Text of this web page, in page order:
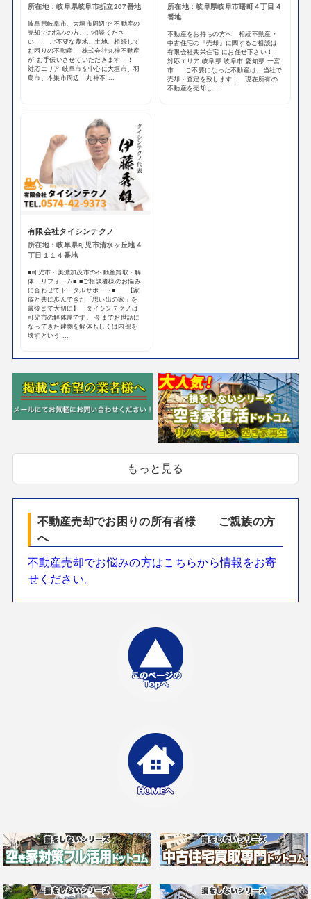
所在地：岐阜県岐阜市折立207番地
岐阜県岐阜市、大垣市周辺で 不動産の
売却でお悩みの方、ご相談くださ
い！！ ご不要な農地、土地、相続して
お困りの不動産、 株式会社丸神不動産
が お手伝いさせていただきます！！
対応エリア 岐阜市を中心に大垣市、羽
島市、本巣市周辺 丸神不 ...
所在地：岐阜県岐阜市曙町４丁目４
番地
不動産をお持ちの方へ 相続不動産・
中古住宅の『売却』に関するご相談は
有限会社共栄住宅 にお任せ下さい！！
対応エリア 岐阜県 岐阜市 愛知県 一宮
市 ご不要になった不動産は、当社で
売却・査定を致します！ 現在所有の
不動産を売却し ...
有限会社タイシンテクノ
所在地：岐阜県可児市清水ヶ丘地４
丁目１１４番地
■可児市・美濃加茂市の不動産買取・解
体・リフォーム■ ■ご相談者様のお悩み
に合わせてトータルサポート■ 【家
族と共に歩んできた「思い出の家」を
最後まで大切に】 タイシンテクノは
可児市の解体屋です。 今までお世話に
なってきた建物を解体もしくは内部を
壊すという ...
もっと見る
不動産売却でお困りの所有者様 ご親族の方
へ
不動産売却でお悩みの方はこちらから情報をお寄
せください。